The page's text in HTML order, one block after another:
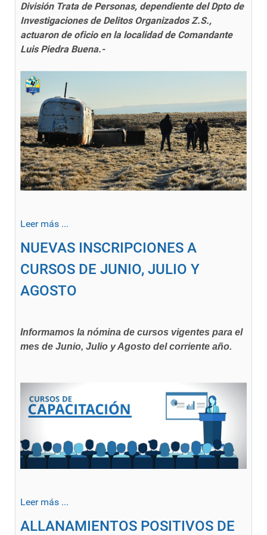
División Trata de Personas, dependiente del Dpto de
Investigaciones de Delitos Organizados Z.S.,
actuaron de oficio en la localidad de Comandante
Luis Piedra Buena.-
Leer más ...
NUEVAS INSCRIPCIONES A
CURSOS DE JUNIO, JULIO Y
AGOSTO
Informamos la nómina de cursos vigentes para el
mes de Junio, Julio y Agosto del corriente año.
Leer más ...
ALLANAMIENTOS POSITIVOS DE